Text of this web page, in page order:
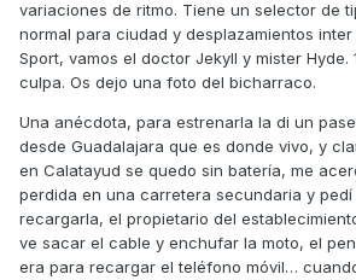
variaciones de ritmo. Tiene un selector de
normal para ciudad y desplazamientos
Sport, vamos el doctor Jekyll y mister Hyde.
culpa. Os dejo una foto del bicharraco.
Una anécdota, para estrenarla la di un
desde Guadalajara que es donde vivo, y
en Calatayud se quedo sin batería, me
perdida en una carretera secundaria y pedí
recargarla, el propietario del
ve sacar el cable y enchufar la moto, el
era para recargar el teléfono móvil…